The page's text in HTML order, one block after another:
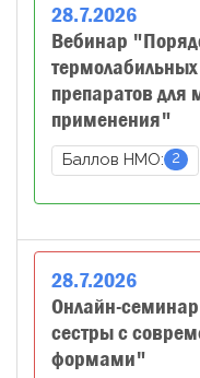
28.7.2026
Вебинар
препаратов для
применения"
Баллов НМО: 2
28.7.2026
Онлайн-
сестры с
формами"